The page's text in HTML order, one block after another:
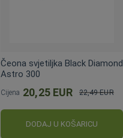
Čeona svjetiljka Black Diamond
Astro 300
Cijena 20,25 EUR
cijena
22,49 EUR
DODAJ U KOŠARICU